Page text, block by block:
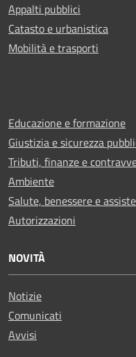
Appalti pubblici
Catasto e urbanistica
Mobilità e trasporti
Educazione e formazione
Giustizia e sicurezza
Tributi, finanze e
Ambiente
Salute, benessere e
Autorizzazioni
NOVITÀ
Notizie
Comunicati
Avvisi